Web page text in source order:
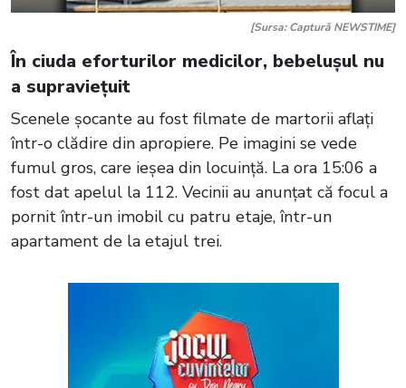
[Sursa: Captură NEWSTIME]
În ciuda eforturilor medicilor, bebelușul nu
a supraviețuit
Scenele șocante au fost filmate de martorii aflați
într-o clădire din apropiere. Pe imagini se vede
fumul gros, care ieșea din locuință. La ora 15:06 a
fost dat apelul la 112. Vecinii au anunțat că focul a
pornit într-un imobil cu patru etaje, într-un
apartament de la etajul trei.